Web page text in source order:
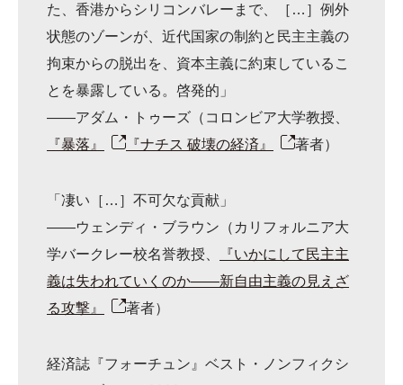
た、香港からシリコンバレーまで、［…］例外
状態のゾーンが、近代国家の制約と民主主義の
拘束からの脱出を、資本主義に約束しているこ
とを暴露している。啓発的」
――アダム・トゥーズ（コロンビア大学教授、
『暴落』
『ナチス 破壊の経済』 著者）
「凄い［…］不可欠な貢献」
――ウェンディ・ブラウン（カリフォルニア大
学バークレー校名誉教授、
『いかにして民主主
義は失われていくのか――新自由主義の見えざ
る攻撃』
著者）
経済誌『フォーチュン』ベスト・ノンフィクシ